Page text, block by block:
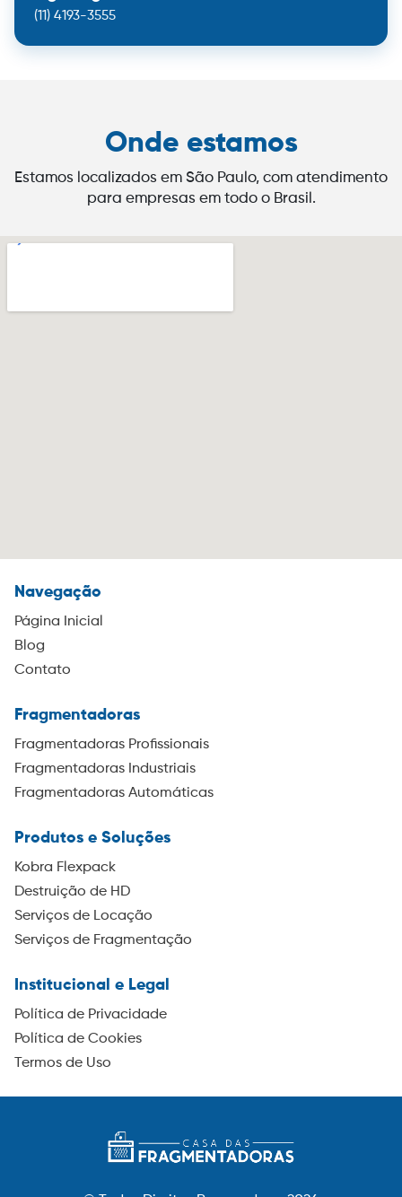
(11) 4193-3555
Onde estamos
Estamos localizados em São Paulo, com atendimento
para empresas em todo o Brasil.
Navegação
Página Inicial
Blog
Contato
Fragmentadoras
Fragmentadoras Profissionais
Fragmentadoras Industriais
Fragmentadoras Automáticas
Produtos e Soluções
Kobra Flexpack
Destruição de HD
Serviços de Locação
Serviços de Fragmentação
Institucional e Legal
Política de Privacidade
Política de Cookies
Termos de Uso